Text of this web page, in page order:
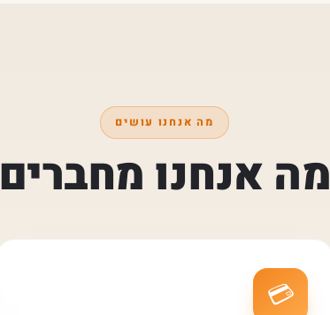
מה אנחנו עושים
מה אנחנו מחברים
💳